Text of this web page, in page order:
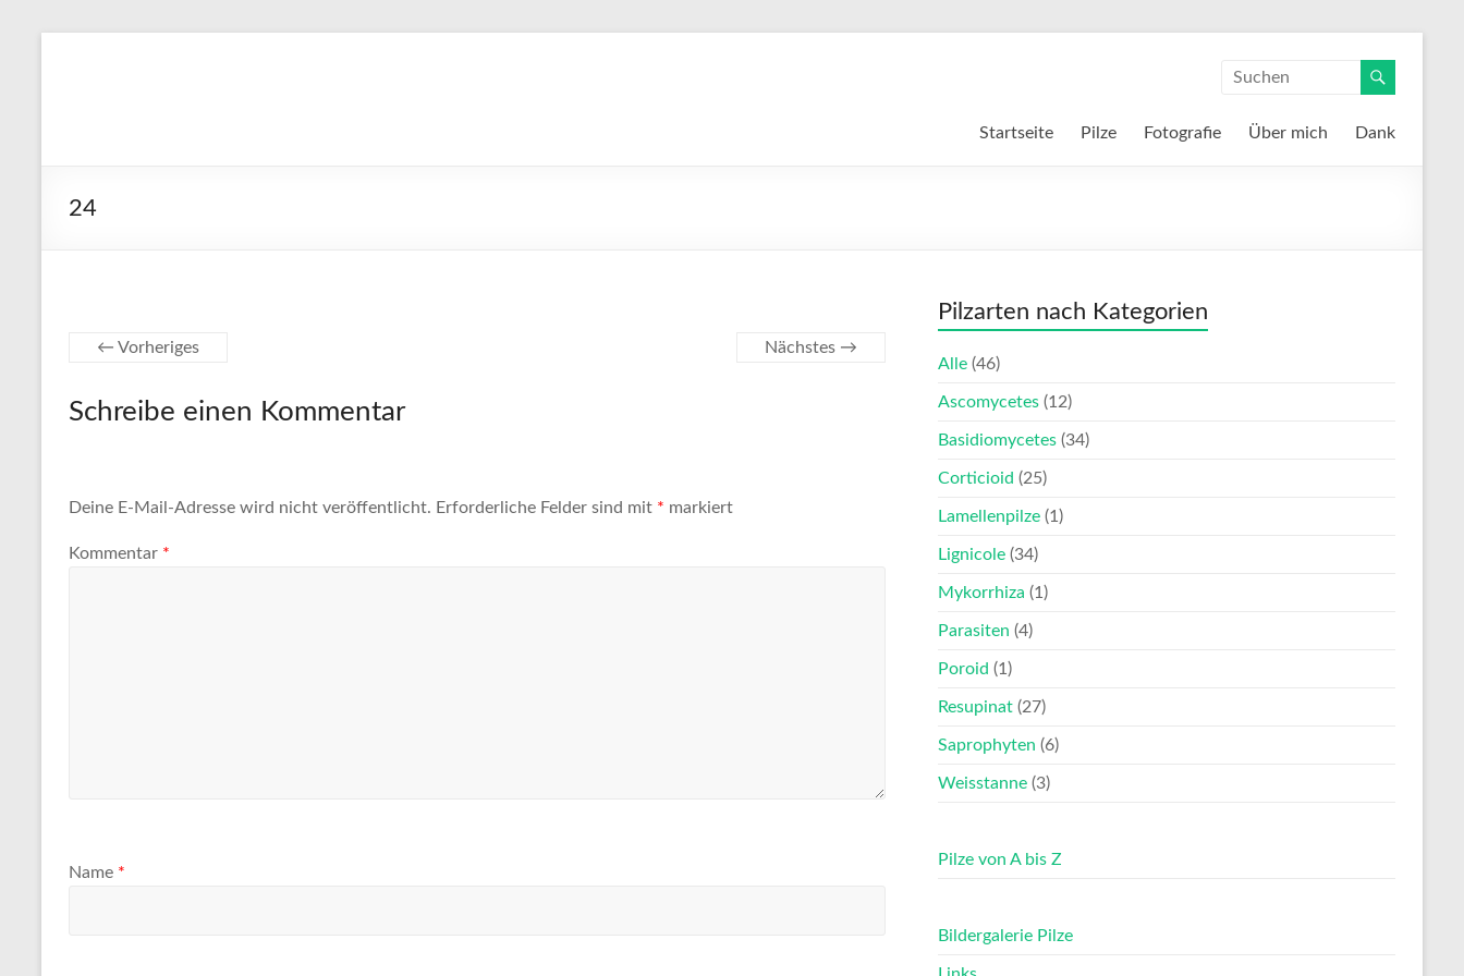
Startseite Pilze Fotografie Über mich Dank
24
← Vorheriges Nächstes →
Schreibe einen Kommentar
Deine E-Mail-Adresse wird nicht veröffentlicht. Erforderliche Felder sind mit * markiert
Kommentar *
Name *
Pilzarten nach Kategorien
Alle (46)
Ascomycetes (12)
Basidiomycetes (34)
Corticioid (25)
Lamellenpilze (1)
Lignicole (34)
Mykorrhiza (1)
Parasiten (4)
Poroid (1)
Resupinat (27)
Saprophyten (6)
Weisstanne (3)
Pilze von A bis Z
Bildergalerie Pilze